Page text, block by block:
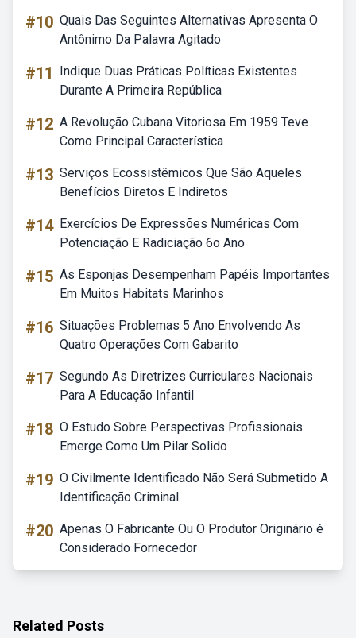
#10 Quais Das Seguintes Alternativas Apresenta O
Antônimo Da Palavra Agitado
#11
Indique Duas Práticas Políticas Existentes
Durante A Primeira República
#12 A Revolução Cubana Vitoriosa Em 1959 Teve
Como Principal Característica
#13 Serviços Ecossistêmicos Que São Aqueles
Benefícios Diretos E Indiretos
#14 Exercícios De Expressões Numéricas Com
Potenciação E Radiciação 6o Ano
#15 As Esponjas Desempenham Papéis Importantes
Em Muitos Habitats Marinhos
#16 Situações Problemas 5 Ano Envolvendo As
Quatro Operações Com Gabarito
#17 Segundo As Diretrizes Curriculares Nacionais
Para A Educação Infantil
#18 O Estudo Sobre Perspectivas Profissionais
Emerge Como Um Pilar Solido
#19 O Civilmente Identificado Não Será Submetido A
Identificação Criminal
#20 Apenas O Fabricante Ou O Produtor Originário é
Considerado Fornecedor
Related Posts